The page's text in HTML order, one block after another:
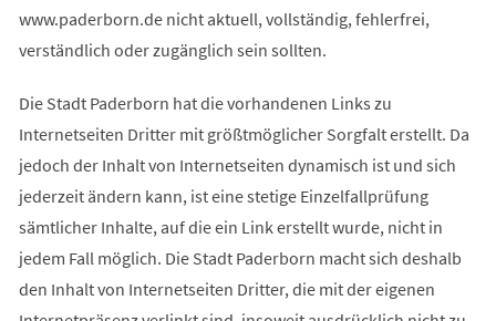
www.paderborn.de nicht aktuell, vollständig, fehlerfrei,
verständlich oder zugänglich sein sollten.
Die Stadt Paderborn hat die vorhandenen Links zu
Internetseiten Dritter mit größtmöglicher Sorgfalt erstellt. Da
jedoch der Inhalt von Internetseiten dynamisch ist und sich
jederzeit ändern kann, ist eine stetige Einzelfallprüfung
sämtlicher Inhalte, auf die ein Link erstellt wurde, nicht in
jedem Fall möglich. Die Stadt Paderborn macht sich deshalb
den Inhalt von Internetseiten Dritter, die mit der eigenen